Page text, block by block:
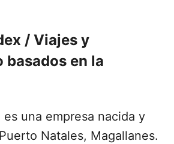
/ Viajes y
basados en la
una empresa nacida y
Natales, Magallanes.